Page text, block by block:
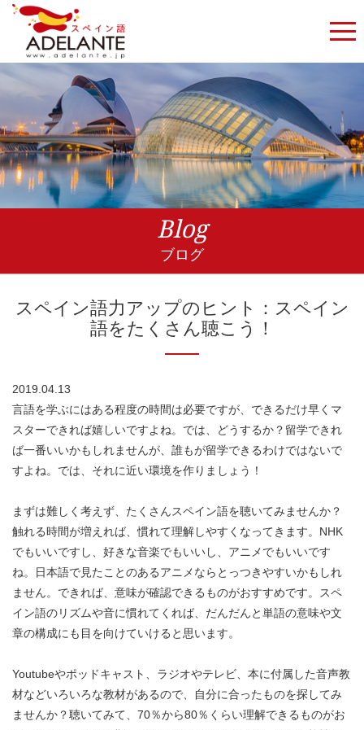
Blog
ブログ
スペイン語力アップのヒント：スペイン
語をたくさん聴こう！
2019.04.13
言語を学ぶにはある程度の時間は必要ですが、できるだけ早くマ
スターできれば嬉しいですよね。では、どうするか？留学できれ
ば一番いいかもしれませんが、誰もが留学できるわけではないで
すよね。では、それに近い環境を作りましょう！
まずは難しく考えず、たくさんスペイン語を聴いてみませんか？
触れる時間が増えれば、慣れて理解しやすくなってきます。NHK
でもいいですし、好きな音楽でもいいし、アニメでもいいです
ね。日本語で見たことのあるアニメならとっつきやすいかもしれ
ません。できれば、意味が確認できるものがおすすめです。スペ
イン語のリズムや音に慣れてくれば、だんだんと単語の意味や文
章の構成にも目を向けていけると思います。
Youtubeやポッドキャスト、ラジオやテレビ、本に付属した音声教
材などいろいろな教材があるので、自分に合ったものを探してみ
ませんか？聴いてみて、70％から80％くらい理解できるものがお